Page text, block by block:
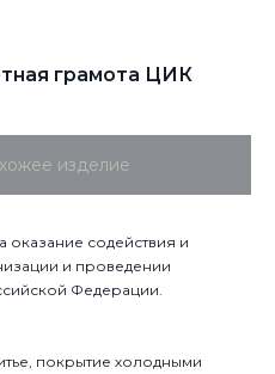
грамота ЦИК
изделие
оказание содействия и
и проведении
Федерации.
покрытие холодными